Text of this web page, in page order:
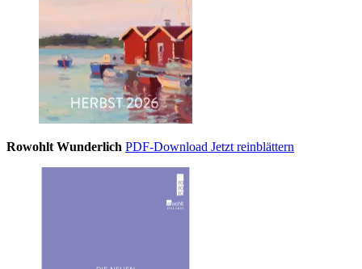
Rowohlt Wunderlich PDF-Download Jetzt reinblättern